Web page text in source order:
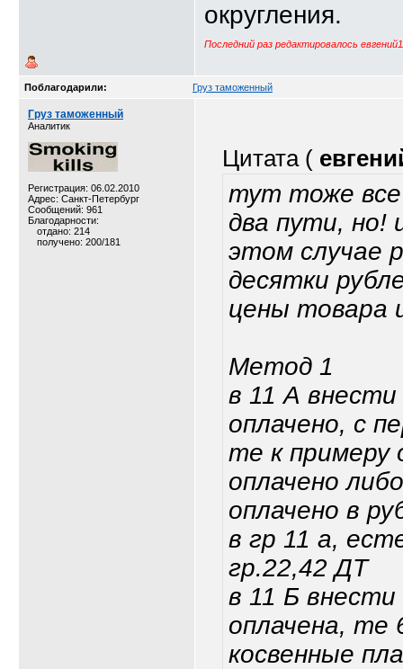
округления.
Последний раз редактировалось
Поблагодарили: Груз таможенный
Груз таможенный
Аналитик
Регистрация: 06.02.2010
Адрес: Санкт-Петербург
Сообщений: 961
Благодарности:
отдано: 214
получено: 200/181
Цитата (
тут тоже все
два пути, но!
этом случае
десятки
цены товара
Метод 1
в 11 А внести
оплачено, с
те к примеру
оплачено
оплачено в
в гр 11 а,
гр.22,42 ДТ
в 11 Б внести
оплачена, те
косвенные